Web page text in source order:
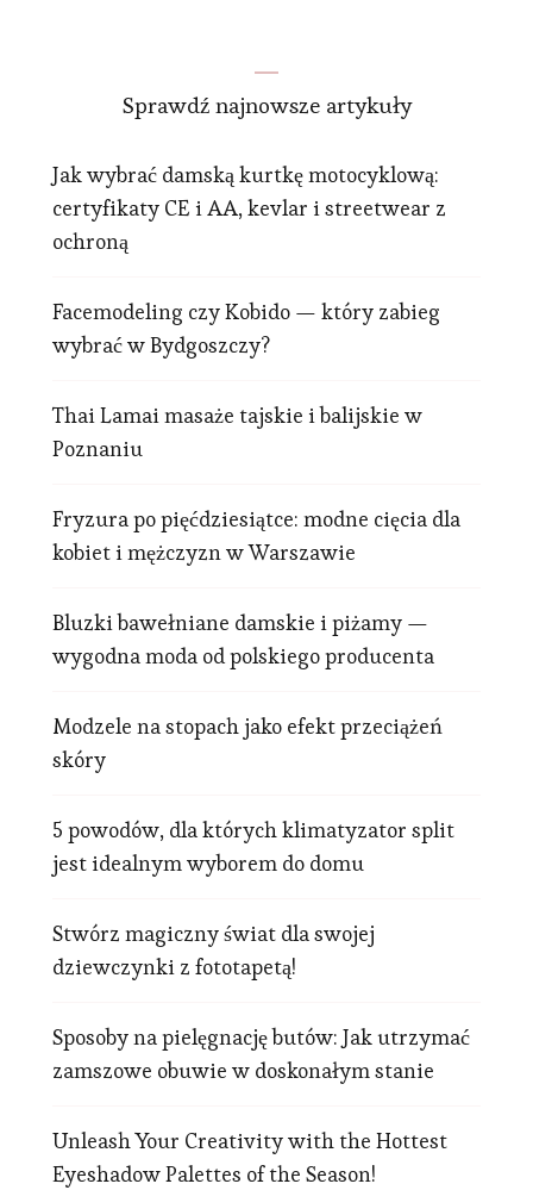
Sprawdź najnowsze artykuły
Jak wybrać damską kurtkę motocyklową:
certyfikaty CE i AA, kevlar i streetwear z
ochroną
Facemodeling czy Kobido — który zabieg
wybrać w Bydgoszczy?
Thai Lamai masaże tajskie i balijskie w
Poznaniu
Fryzura po pięćdziesiątce: modne cięcia dla
kobiet i mężczyzn w Warszawie
Bluzki bawełniane damskie i piżamy —
wygodna moda od polskiego producenta
Modzele na stopach jako efekt przeciążeń
skóry
5 powodów, dla których klimatyzator split
jest idealnym wyborem do domu
Stwórz magiczny świat dla swojej
dziewczynki z fototapetą!
Sposoby na pielęgnację butów: Jak utrzymać
zamszowe obuwie w doskonałym stanie
Unleash Your Creativity with the Hottest
Eyeshadow Palettes of the Season!